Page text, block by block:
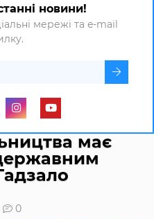
новини!
мережі та e-mail
має
0